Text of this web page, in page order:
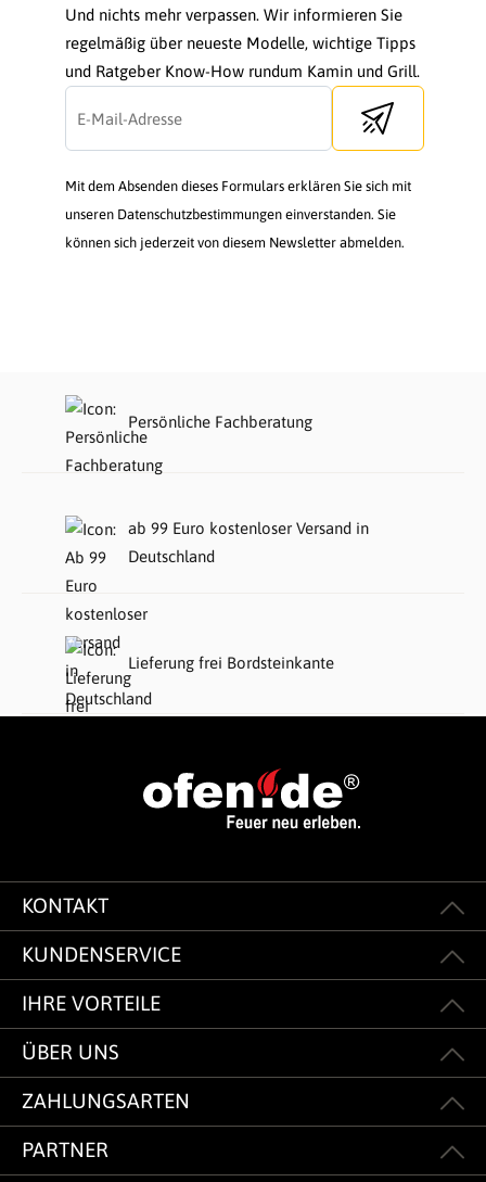
Und nichts mehr verpassen. Wir informieren Sie
regelmäßig über neueste Modelle, wichtige Tipps
und Ratgeber Know-How rundum Kamin und Grill.
Send newsletter
Mit dem Absenden dieses Formulars erklären Sie sich mit
unseren Datenschutzbestimmungen einverstanden. Sie
können sich jederzeit von diesem Newsletter abmelden.
Persönliche Fachberatung
ab 99 Euro kostenloser Versand in
Deutschland
Lieferung frei Bordsteinkante
KONTAKT
KUNDENSERVICE
IHRE VORTEILE
ÜBER UNS
ZAHLUNGSARTEN
PARTNER